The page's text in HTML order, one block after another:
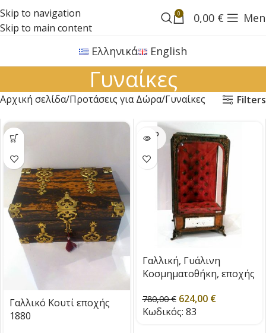
Skip to navigation
Skip to main content
0 0,00 €
Ελληνικά English
Γυναίκες
Αρχική σελίδα Προτάσεις για Δώρα Γυναίκες Filters
Γαλλικό Κουτί εποχής
1880
SOLD
OUT
Γαλλική, Γυάλινη
Κοσμηματοθήκη, εποχής
780,00€ 624,00 €
Κωδικός: 83